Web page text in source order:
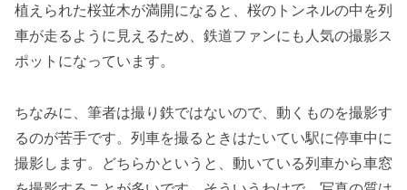
植えられた桜並木が満開になると、桜のトンネルの中を列
車が走るように見えるため、鉄道ファンにも人気の撮影ス
ポットになっています。
ちなみに、筆者は撮り鉄ではないので、動くものを撮影す
るのが苦手です。列車を撮るときはたいてい駅に停車中に
撮影します。どちらかというと、動いている列車から車窓